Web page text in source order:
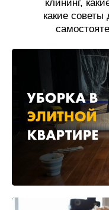
клининг,
какие